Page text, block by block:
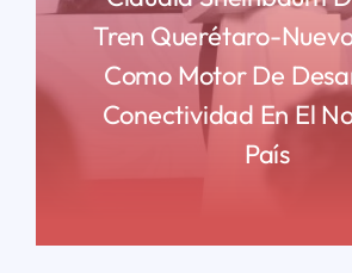
Tren Querétaro-
Como Motor De
Conectividad En El
País